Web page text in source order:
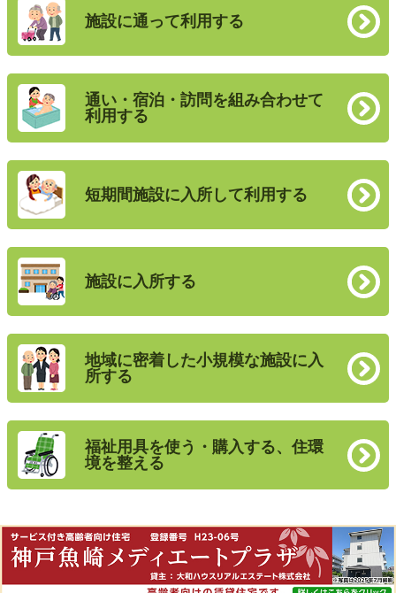
施設に通って利用する
通い・宿泊・訪問を組み合わせて
利用する
短期間施設に入所して利用する
施設に入所する
地域に密着した小規模な施設に入
所する
福祉用具を使う・購入する、住環
境を整える